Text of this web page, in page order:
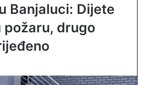
Banjaluci: Dijete
požaru, drugo